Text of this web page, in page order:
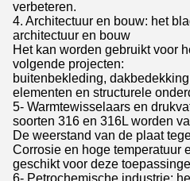
verbeteren.
4. Architectuur en bouw: het
architectuur en bouw
Het kan worden gebruikt voor
volgende projecten:
buitenbekleding,
elementen en structurele
5- Warmtewisselaars en
soorten 316 en 316L worden
De weerstand van de plaat
Corrosie en hoge temperatuur
geschikt voor deze
6- Petrochemische industrie: